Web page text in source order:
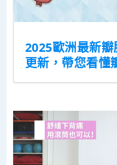
2025歐洲最新
更新，帶您看懂